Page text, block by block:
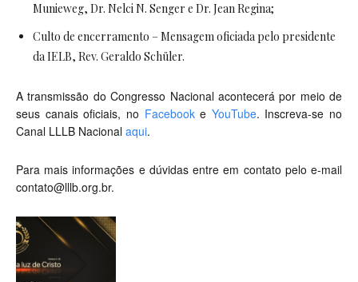
Munieweg, Dr. Nelci N. Senger e Dr. Jean Regina;
Culto de encerramento – Mensagem oficiada pelo presidente
da IELB, Rev. Geraldo Schüler.
A transmissão do Congresso Nacional acontecerá por meio de
seus canais oficiais, no Facebooke YouTube. Inscreva-se no
Canal LLLB Nacional aqui.
Para mais informações e dúvidas entre em contato pelo e-mail
contato@lllb.org.br.